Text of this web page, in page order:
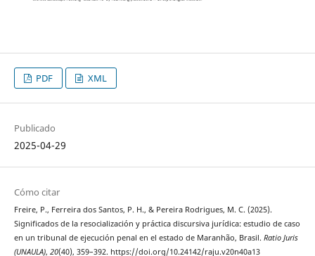
PDF XML
Publicado
2025-04-29
Cómo citar
Freire, P., Ferreira dos Santos, P. H., & Pereira Rodrigues, M. C. (2025).
Significados de la resocialización y práctica discursiva jurídica: estudio de caso
en un tribunal de ejecución penal en el estado de Maranhão, Brasil. Ratio Juris
(UNAULA), 20(40), 359–392. https://doi.org/10.24142/raju.v20n40a13